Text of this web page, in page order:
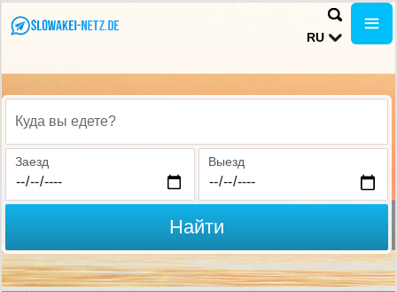
RU
Куда вы едете?
Заезд Выезд
Найти